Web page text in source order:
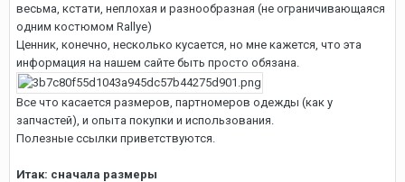
весьма, кстати, неплохая и разнообразная (не ограничивающаяся
одним костюмом Rallye)
Ценник, конечно, несколько кусается, но мне кажется, что эта
информация на нашем сайте быть просто обязана.
Все что касается размеров, партномеров одежды (как у
запчастей), и опыта покупки и использования.
Полезные ссылки приветствуются.
Итак: сначала размеры